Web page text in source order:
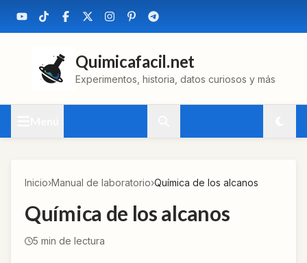
Quimicafacil.net
Experimentos, historia, datos curiosos y más
Inicio›Manual de laboratorio›Química de los alcanos
Química de los alcanos
5 min de lectura